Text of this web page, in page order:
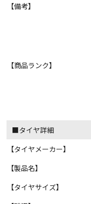
【備考】
【商品ランク】
■タイヤ詳細
【タイヤメーカー】
【製品名】
【タイヤサイズ】